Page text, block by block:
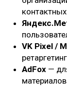
VK Pixel /
AdFox —